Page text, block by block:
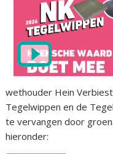
wethouder Hein
Tegelwippen en de
te vervangen door
hieronder: